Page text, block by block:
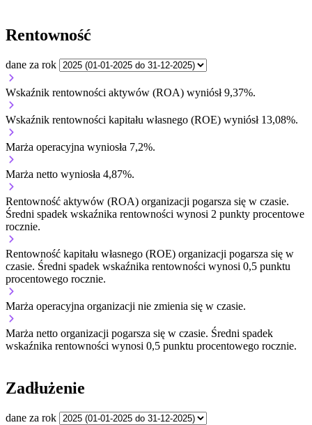
Rentowność
dane za rok
Wskaźnik rentowności aktywów (ROA) wyniósł 9,37%.
Wskaźnik rentowności kapitału własnego (ROE) wyniósł 13,08%.
Marża operacyjna wyniosła 7,2%.
Marża netto wyniosła 4,87%.
Rentowność aktywów (ROA) organizacji pogarsza się w czasie.
Średni spadek wskaźnika rentowności wynosi 2 punkty procentowe
rocznie.
Rentowność kapitału własnego (ROE) organizacji pogarsza się w
czasie. Średni spadek wskaźnika rentowności wynosi 0,5 punktu
procentowego rocznie.
Marża operacyjna organizacji nie zmienia się w czasie.
Marża netto organizacji pogarsza się w czasie. Średni spadek
wskaźnika rentowności wynosi 0,5 punktu procentowego rocznie.
Zadłużenie
dane za rok